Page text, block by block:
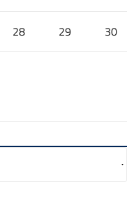
28 29 30